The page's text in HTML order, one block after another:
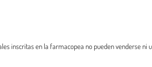
inscritas en la farmacopea no pueden venderse ni